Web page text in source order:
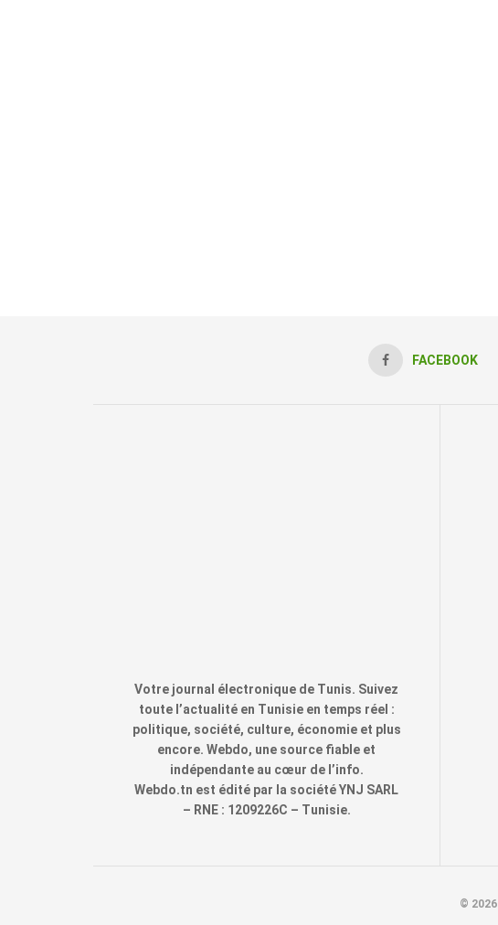
FACEBOOK
Votre journal électronique de Tunis. Suivez
toute l’actualité en Tunisie en temps réel :
politique, société, culture, économie et plus
encore. Webdo, une source fiable et
indépendante au cœur de l’info.
Webdo.tn est édité par la société YNJ SARL
– RNE : 1209226C – Tunisie.
© 2026